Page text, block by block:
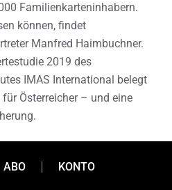
Familienkarteninhabern.
können, findet
Manfred Haimbuchner.
2019 des
IMAS International belegt
Österreicher – und eine
ABO KONTO